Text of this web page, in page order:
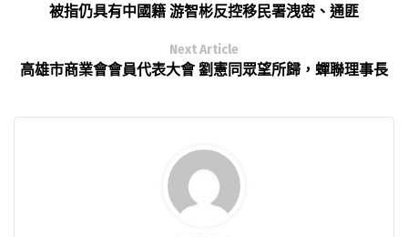
被指仍具有中國籍 游智彬反控移民署洩密、通匪
Next Article
高雄市商業會會員代表大會 劉憲同眾望所歸，蟬聯理事長